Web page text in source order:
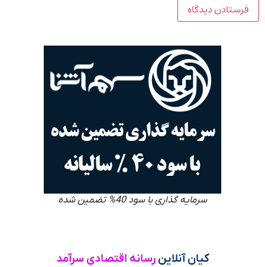
سرمایه گذاری با سود 40% تضمین شده
کیان آنلاین رسانه اقتصادی سرآمد